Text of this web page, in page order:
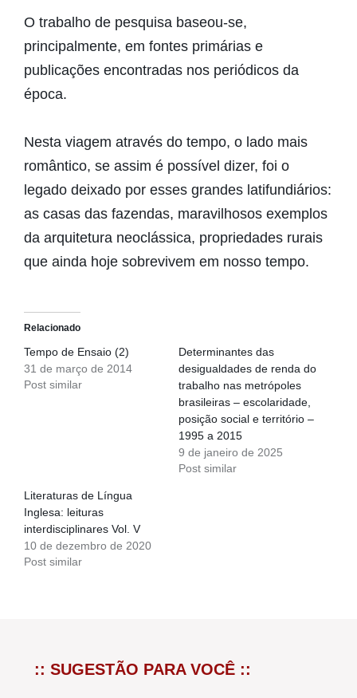
O trabalho de pesquisa baseou-se,
principalmente, em fontes primárias e
publicações encontradas nos periódicos da
época.
Nesta viagem através do tempo, o lado mais
romântico, se assim é possível dizer, foi o
legado deixado por esses grandes latifundiários:
as casas das fazendas, maravilhosos exemplos
da arquitetura neoclássica, propriedades rurais
que ainda hoje sobrevivem em nosso tempo.
Relacionado
Tempo de Ensaio (2)
31 de março de 2014
Post similar
Determinantes das
desigualdades de renda do
trabalho nas metrópoles
brasileiras – escolaridade,
posição social e território –
1995 a 2015
9 de janeiro de 2025
Post similar
Literaturas de Língua
Inglesa: leituras
interdisciplinares Vol. V
10 de dezembro de 2020
Post similar
:: SUGESTÃO PARA VOCÊ ::